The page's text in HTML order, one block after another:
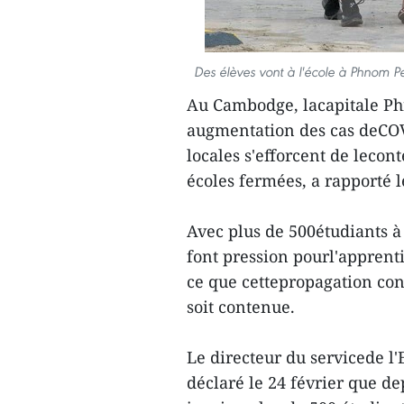
Des élèves vont à l'école à Phnom
Au Cambodge, lacapitale
augmentation des cas
locales s'efforcent de
écoles fermées, a rapporté
Avec plus de 500étudiants
font pression
ce que cettepropagation
soit contenue.
Le directeur du servicede
déclaré le 24 février que